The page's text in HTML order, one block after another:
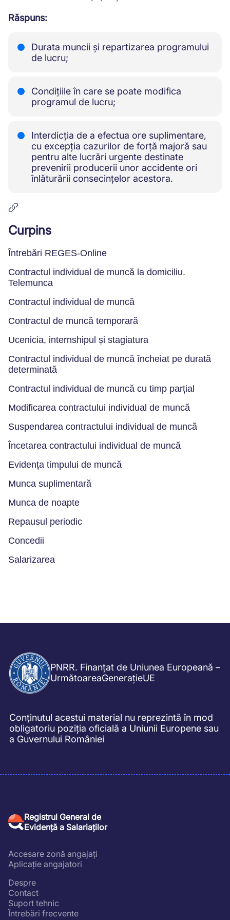
Răspuns:
Durata muncii și repartizarea programului
de lucru;
Condițiile în care se poate modifica
programul de lucru;
Interdicția de a efectua ore suplimentare,
cu excepția cazurilor de forță majoră sau
pentru alte lucrări urgente destinate
prevenirii producerii unor accidente ori
înlăturării consecințelor acestora.
Curpins
Întrebări REGES-Online
Contractul individual de muncă la domiciliu.
Telemunca
Contractul individual de muncă
Contractul de muncă temporară
Ucenicia, internshipul și stagiatura
Contractul individual de muncă încheiat pe durată
determinată
Contractul individual de muncă cu timp parțial
Modificarea contractului individual de muncă
Suspendarea contractului individual de muncă
Încetarea contractului individual de muncă
Evidența timpului de muncă
Munca suplimentară
Munca de noapte
Repausul periodic
Concedii
Salarizarea
PNRR. Finanțat de Uniunea Europeană –
UrmătoareaGenerațieUE
Conținutul acestui material nu reprezintă în mod
obligatoriu poziția oficială a Uniunii Europene sau
a Guvernului României
Registrul General de
Evidență a Salariaților
Accesare zonă angajați
Aplicație angajatori
Despre
Contact
Suport tehnic
Întrebări frecvente